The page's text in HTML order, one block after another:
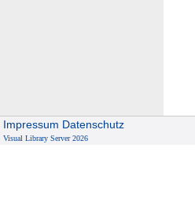
Impressum Datenschutz
Visual Library Server 2026